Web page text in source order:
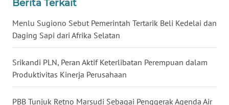
Berita Terkait
Menlu Sugiono Sebut Pemerintah Tertarik Beli Kedelai dan
Daging Sapi dari Afrika Selatan
Srikandi PLN, Peran Aktif Keterlibatan Perempuan dalam
Produktivitas Kinerja Perusahaan
PBB Tunjuk Retno Marsudi Sebagai Penggerak Agenda Air
BABEL
SUMBAR
WN
SUMSEL